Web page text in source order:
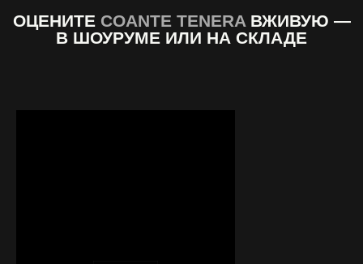
ОЦЕНИТЕ COANTE TENERA ВЖИВУЮ —
В ШОУРУМЕ ИЛИ НА СКЛАДЕ